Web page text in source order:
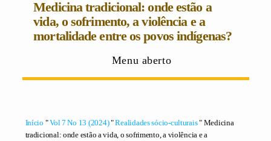
Medicina tradicional: onde estão a
vida, o sofrimento, a violência e a
mortalidade entre os povos indígenas?
Menu aberto
Início "Vol 7 No 13 (2024)"Realidades sócio-culturais" Medicina
tradicional: onde estão a vida, o sofrimento, a violência e a